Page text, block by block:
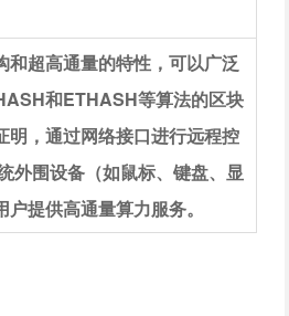
和超高通量的特性，可以广泛
和ETHASH等算法的区块
明，通过网络接口进行远程控
外围设备（如鼠标、键盘、显
提供高通量算力服务。